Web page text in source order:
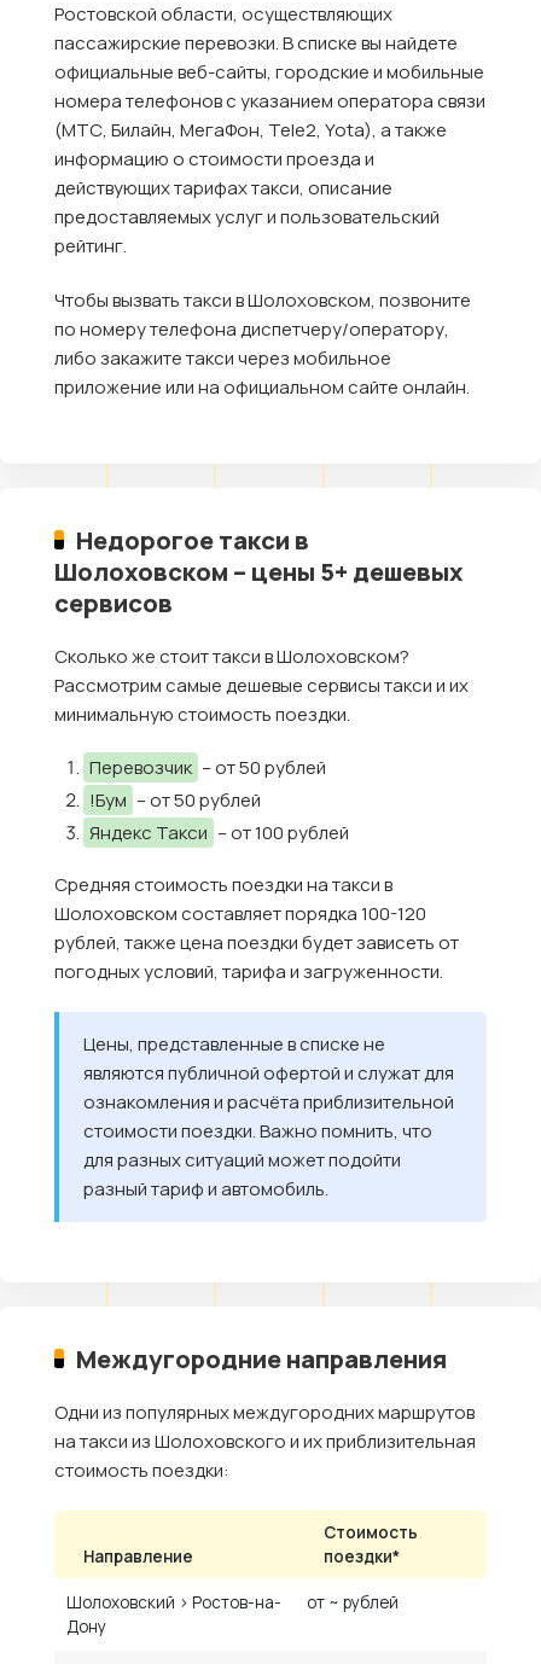
Ростовской области, осуществляющих
пассажирские перевозки. В списке вы найдете
официальные веб-сайты, городские и мобильные
номера телефонов с указанием оператора связи
(МТС, Билайн, МегаФон, Tele2, Yota), а также
информацию о стоимости проезда и
действующих тарифах такси, описание
предоставляемых услуг и пользовательский
рейтинг.
Чтобы вызвать такси в Шолоховском, позвоните
по номеру телефона диспетчеру/оператору,
либо закажите такси через мобильное
приложение или на официальном сайте онлайн.
Недорогое такси в
Шолоховском – цены 5+ дешевых
сервисов
Сколько же стоит такси в Шолоховском?
Рассмотрим самые дешевые сервисы такси и их
минимальную стоимость поездки.
Перевозчик – от 50 рублей
!Бум – от 50 рублей
Яндекс Такси – от 100 рублей
Средняя стоимость поездки на такси в
Шолоховском составляет порядка 100-120
рублей, также цена поездки будет зависеть от
погодных условий, тарифа и загруженности.
Цены, представленные в списке не
являются публичной офертой и служат для
ознакомления и расчёта приблизительной
стоимости поездки. Важно помнить, что
для разных ситуаций может подойти
разный тариф и автомобиль.
Междугородние направления
Одни из популярных междугородних маршрутов
на такси из Шолоховского и их приблизительная
стоимость поездки:
Направление
Стоимость
поездки*
Шолоховский › Ростов-на-
Дону
от ~ рублей